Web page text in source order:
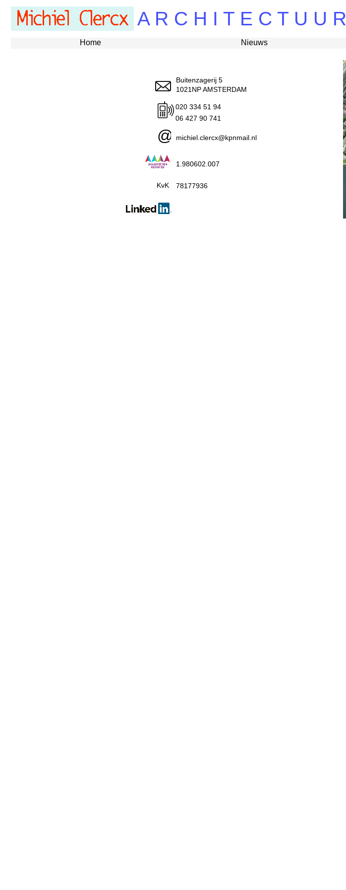
A R C H I T E C T U U R
Home Nieuws
020 334 51 94
06 427 90 741
@ michiel.clercx@kpnmail.nl
Buitenzagerij 5
1021NP AMSTERDAM
1.980602.007
78177936
KvK